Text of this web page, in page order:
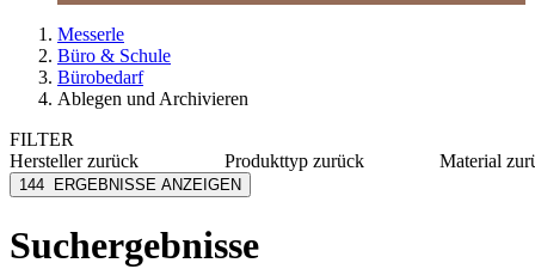
Messerle
Büro & Schule
Bürobedarf
Ablegen und Archivieren
FILTER
Herstellerzurück
Alco
Bene
Boldini
Produkttyp zurück
Material
144 ERGEBNISSE ANZEIGEN
Suchergebnisse